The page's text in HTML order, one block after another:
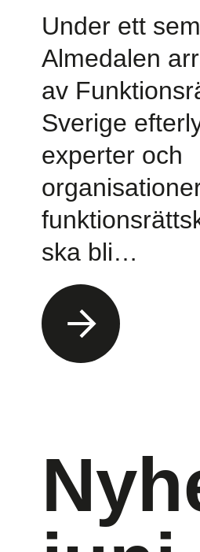
Under ett
Almedalen
av
Sverige
experter och
ska bli…